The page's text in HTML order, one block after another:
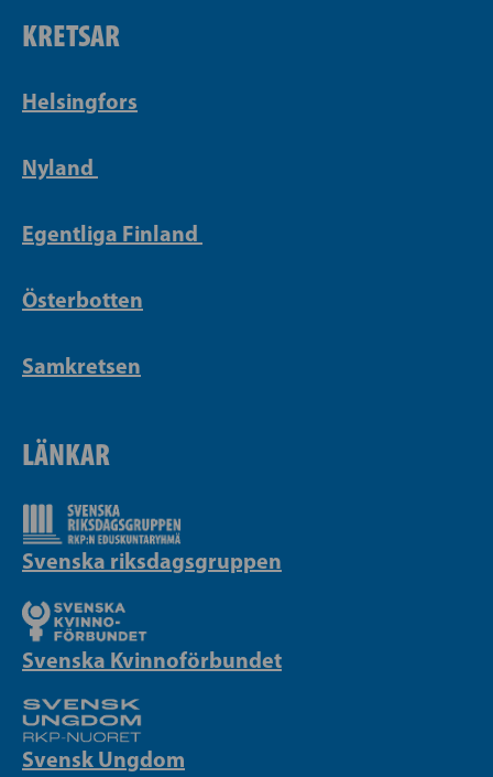
KRETSAR
Helsingfors
Nyland
Egentliga Finland
Österbotten
Samkretsen
LÄNKAR
Svenska riksdagsgruppen
Svenska Kvinnoförbundet
Svensk Ungdom